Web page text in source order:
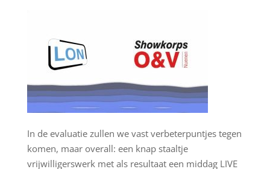
In de evaluatie zullen we vast verbeterpuntjes tegen
komen, maar overall: een knap staaltje
vrijwilligerswerk met als resultaat een middag LIVE